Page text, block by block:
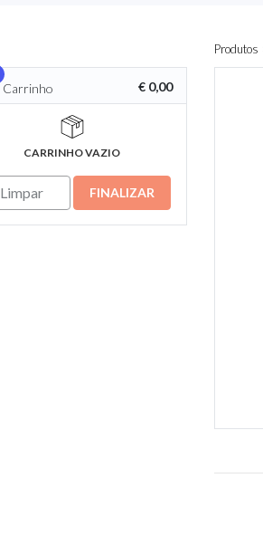
Produtos
Carrinho € 0,00
CARRINHO VAZIO
Limpar FINALIZAR